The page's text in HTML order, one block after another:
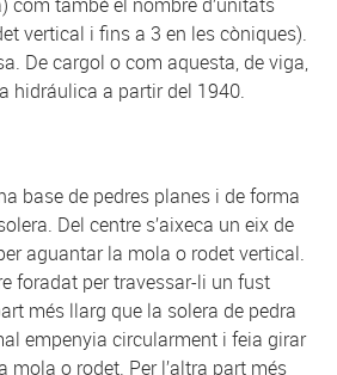
vertical i fins a 3 en les còniques).
De cargol o com aquesta, de viga,
hidráulica a partir del 1940.
base de pedres planes i de forma
Del centre s’aixeca un eix de
aguantar la mola o rodet vertical.
foradat per travessar-li un fust
més llarg que la solera de pedra
empenyia circularment i feia girar
mola o rodet. Per l’altra part més